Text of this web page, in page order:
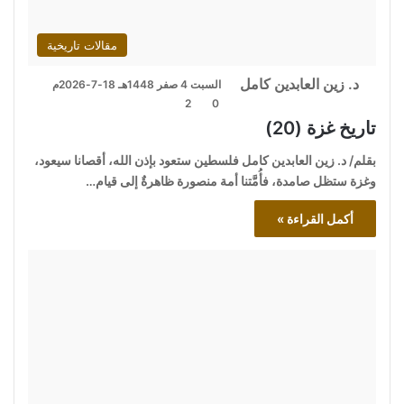
مقالات تاريخية
د. زين العابدين كامل
السبت 4 صفر 1448هـ 18-7-2026م
0
2
تاريخ غزة (20)
بقلم/ د. زين العابدين كامل فلسطين ستعود بإذن الله، أقصانا سيعود،
وغزة ستظل صامدة، فأُمَّتنا أمة منصورة ظاهرةٌ إلى قيام…
أكمل القراءة »